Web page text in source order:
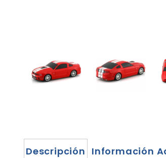
Descripción Información